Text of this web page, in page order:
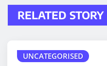
RELATED STORY
UNCATEGORISED